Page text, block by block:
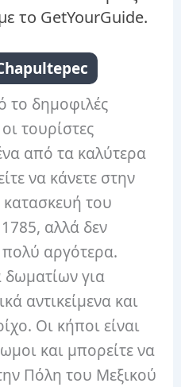
το GetYourGuide.
το δημοφιλές
τουρίστες
από τα καλύτερα
να κάνετε στην
του
αλλά δεν
αργότερα.
δωματίων για
αντικείμενα και
Οι κήποι είναι
και μπορείτε να
Πόλη του Μεξικού